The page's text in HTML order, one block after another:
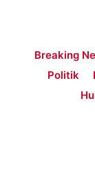
Breaking
Politik